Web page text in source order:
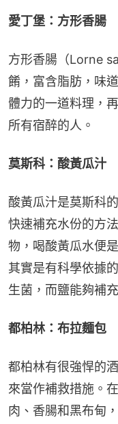
愛丁堡：方形香腸
方形香腸（Lorne
餚，富含脂肪，味
體力的一道料理，
所有宿醉的人。
莫斯科：酸黃瓜汁
酸黃瓜汁是莫斯科
快速補充水份的方
物，喝酸黃瓜水便
其實是有科學依據
生菌，而鹽能夠補
都柏林：布拉麵包
都柏林有很強悍的
來當作補救措施。
肉、香腸和黑布甸